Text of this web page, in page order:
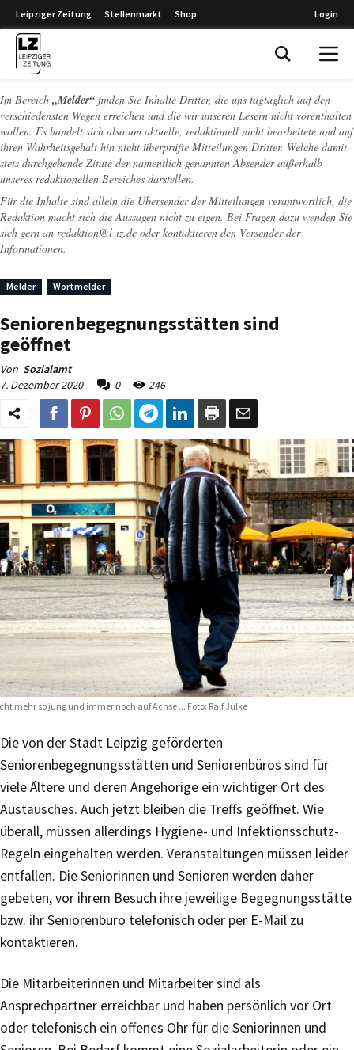
Leipziger Zeitung Stellenmarkt Shop Login
Im Bereich „Melder“ finden Sie Inhalte Dritter, die uns tagtäglich auf den
verschiedensten Wegen erreichen und die wir unseren Lesern nicht vorenthalten
wollen. Es handelt sich also um aktuelle, redaktionell nicht bearbeitete und auf
ihren Wahrheitsgehalt hin nicht überprüfte Mitteilungen Dritter. Welche damit
stets durchgehende Zitate der namentlich genannten Absender außerhalb
unseres redaktionellen Bereiches darstellen.
Für die Inhalte sind allein die Übersender der Mitteilungen verantwortlich, die
Redaktion macht sich die Aussagen nicht zu eigen. Bei Fragen dazu wenden Sie
sich gern an redaktion@l-iz.de oder kontaktieren den Versender der
Informationen.
Melder Wortmelder
Seniorenbegegnungsstätten sind
geöffnet
Von Sozialamt
7. Dezember 2020
0 246
mehr so jung und immer noch auf Achse ... Foto: Ralf Julke
Die von der Stadt Leipzig geförderten
Seniorenbegegnungsstätten und Seniorenbüros sind für
viele Ältere und deren Angehörige ein wichtiger Ort des
Austausches. Auch jetzt bleiben die Treffs geöffnet. Wie
überall, müssen allerdings Hygiene- und Infektionsschutz-
Regeln eingehalten werden. Veranstaltungen müssen leider
entfallen. Die Seniorinnen und Senioren werden daher
gebeten, vor ihrem Besuch ihre jeweilige Begegnungsstätte
bzw. ihr Seniorenbüro telefonisch oder per E-Mail zu
kontaktieren.
Die Mitarbeiterinnen und Mitarbeiter sind als
Ansprechpartner erreichbar und haben persönlich vor Ort
oder telefonisch ein offenes Ohr für die Seniorinnen und